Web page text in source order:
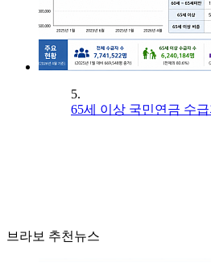
5.
65세 이상 국민연금 수급
브라보 추천뉴스